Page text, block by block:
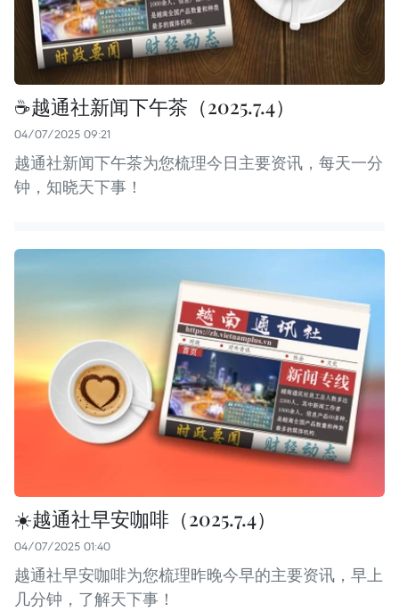
☕️越通社新闻下午茶（2025.7.4）
04/07/2025 09:21
越通社新闻下午茶为您梳理今日主要资讯，每天一分
钟，知晓天下事！
☀️越通社早安咖啡（2025.7.4）
04/07/2025 01:40
越通社早安咖啡为您梳理昨晚今早的主要资讯，早上
几分钟，了解天下事！